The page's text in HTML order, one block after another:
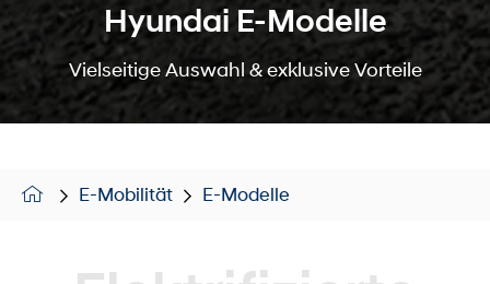
Hyundai E-Modelle
Vielseitige Auswahl & exklusive Vorteile
E-Mobilität E-Modelle